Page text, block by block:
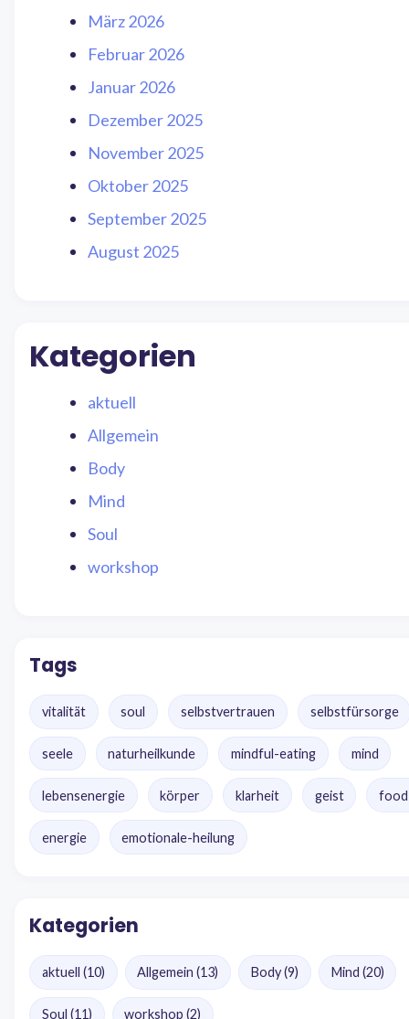
März 2026
Februar 2026
Januar 2026
Dezember 2025
November 2025
Oktober 2025
September 2025
August 2025
Kategorien
aktuell
Allgemein
Body
Mind
Soul
workshop
Tags
vitalität soul selbstvertrauen selbstfürsorge
seele naturheilkunde mindful-eating mind
lebensenergie körper klarheit geist
energie emotionale-heilung
Kategorien
aktuell (10) Allgemein(13) Body(9) Mind (20)
Soul (11) workshop(2)